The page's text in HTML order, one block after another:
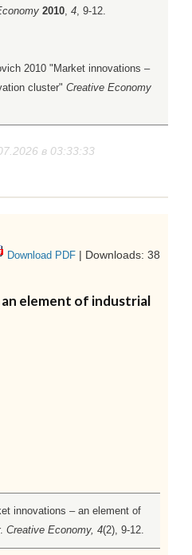
2010, 4, 9-12.
2010 "Market innovations –
cluster" Creative Economy
в 03:33:33
Download PDF | Downloads: 38
element of industrial
innovations – an element of
Creative Economy, 4(2), 9-12.